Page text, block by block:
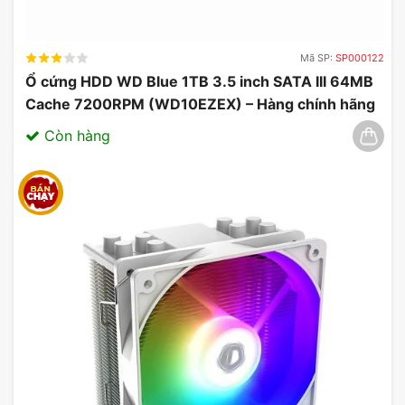
MyGear hiện cung cấp 2 lựa chọn đó là màu đen
hoặc màu trắng
Mã SP: SP000122
Ổ cứng HDD WD Blue 1TB 3.5 inch SATA III 64MB
Cache 7200RPM (WD10EZEX) – Hàng chính hãng
03/2025
Còn hàng